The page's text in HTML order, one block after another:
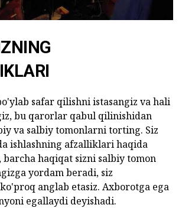
safar qilishni istasangiz va hali
bu qarorlar qabul qilinishidan
va salbiy tomonlarni torting. Siz
ishlashning afzalliklari haqida
barcha haqiqat sizni salbiy tomon
yordam beradi, siz
anglab etasiz. Axborotga ega
egallaydi deyishadi.